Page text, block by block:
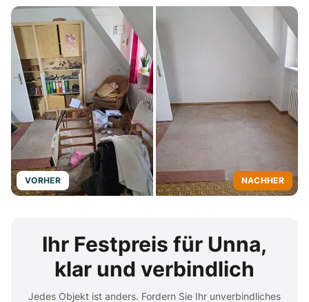
VORHER NACHHER
Ihr Festpreis für Unna,
klar und verbindlich
Jedes Objekt ist anders. Fordern Sie Ihr unverbindliches